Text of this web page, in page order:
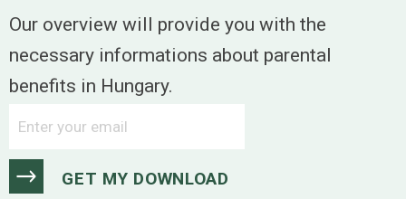
Our overview will provide you with the
necessary informations about parental
benefits in Hungary.